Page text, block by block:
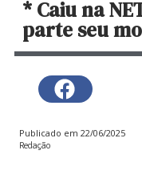
* Caiu na
parte seu
Publicado em 22/06/2025
Redação